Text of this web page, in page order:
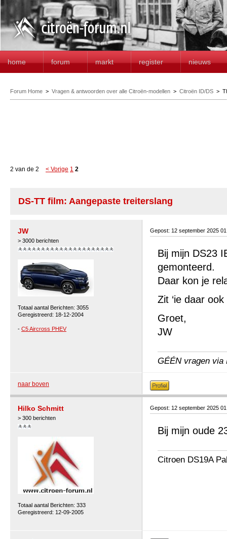
home forum markt register nieuws
Forum Home > Vragen & antwoorden over alle Citroën-modellen > Citroën ID/DS >
2 van de 2 < Vorige 1 2
DS-TT film: Aangepaste treiterslang
JW
> 3000 berichten
Totaal aantal Berichten: 3055
Geregistreerd: 18-12-2004
- C5 Aircross PHEV
Gepost: 12 september 2025
Bij mijn DS23
gemonteerd.
Daar kon je
Zit ‘ie daar
Groet,
JW
GÉÉN vragen via
naar boven
Hilko Schmitt
> 300 berichten
Totaal aantal Berichten: 333
Geregistreerd: 12-09-2005
Gepost: 12 september 2025
Bij mijn oude
Citroen DS19A